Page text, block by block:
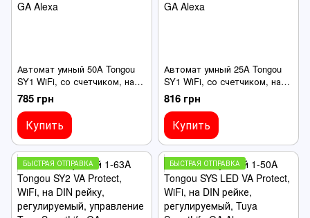
Автомат умный 50A Tongou
SY1 WiFi, со счетчиком, на
DIN рейку, управление Tuya
SmartLife GA Alexa
785 грн
Купить
Автомат умный 25A Tongou
SY1 WiFi, со счетчиком, на
DIN рейку, управление Tuya
SmartLife GA Alexa
816 грн
Купить
БЫСТРАЯ ОТПРАВКА БЫСТРАЯ ОТПРАВКА